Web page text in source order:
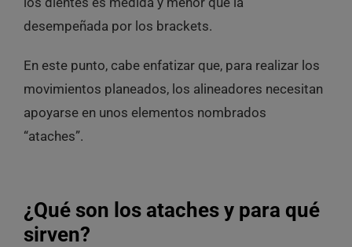
desempeñada por los brackets.
En este punto, cabe enfatizar que, para realizar los
movimientos planeados, los alineadores necesitan
apoyarse en unos elementos nombrados
“ataches”.
¿Qué son los ataches y para qué
sirven?